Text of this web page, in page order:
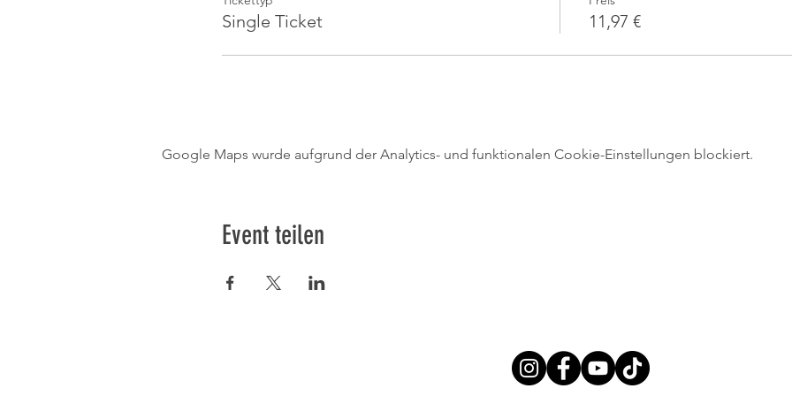
Single Ticket 11,97 €
Google Maps wurde aufgrund der Analytics- und funktionalen Cookie-Einstellungen blockiert.
Event teilen